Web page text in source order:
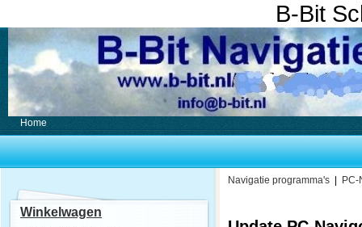
B-Bit
Home
Winkelwagen
Navigatie programma's PC-